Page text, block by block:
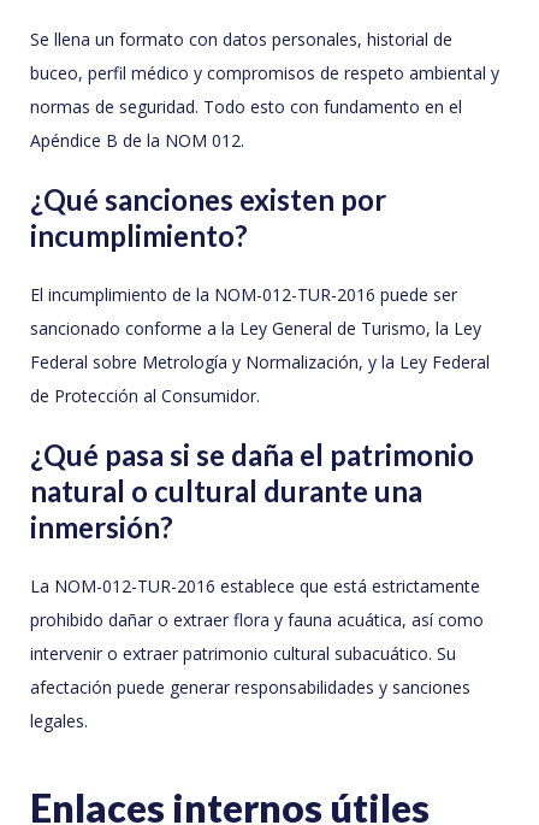
Se llena un formato con datos personales, historial de
buceo, perfil médico y compromisos de respeto ambiental y
normas de seguridad. Todo esto con fundamento en el
Apéndice B de la NOM 012.
¿Qué sanciones existen por
incumplimiento?
El incumplimiento de la NOM-012-TUR-2016 puede ser
sancionado conforme a la Ley General de Turismo, la Ley
Federal sobre Metrología y Normalización, y la Ley Federal
de Protección al Consumidor.
¿Qué pasa si se daña el patrimonio
natural o cultural durante una
inmersión?
La NOM-012-TUR-2016 establece que está estrictamente
prohibido dañar o extraer flora y fauna acuática, así como
intervenir o extraer patrimonio cultural subacuático. Su
afectación puede generar responsabilidades y sanciones
legales.
Enlaces internos útiles